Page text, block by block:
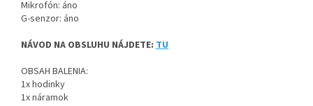
Mikrofón: áno
G-senzor: áno
NÁVOD NA OBSLUHU NÁJDETE: TU
OBSAH BALENIA:
1x hodinky
1x náramok